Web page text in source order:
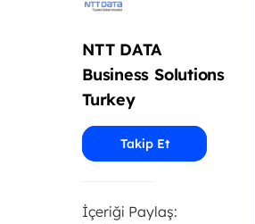
NTT DATA
Business Solutions
Turkey
Takip Et
İçeriği Paylaş: